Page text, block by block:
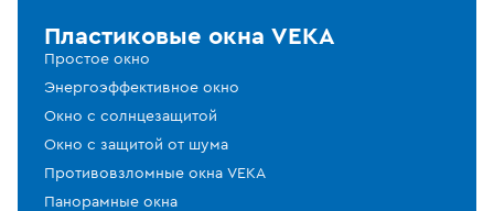
Пластиковые окна VEKA
Простое окно
Энергоэффективное окно
Окно с солнцезащитой
Окно с защитой от шума
Противовзломные окна VEKA
Панорамные окна